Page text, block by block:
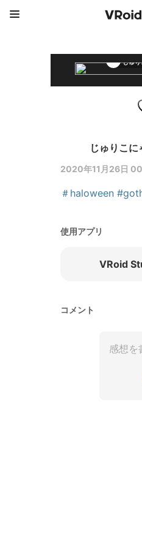
じゅ
じゅりこに
2020年11月26日
＃haloween
使用アプリ
VRoid
コメント